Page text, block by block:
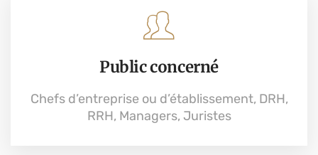
Public concerné
Chefs d’entreprise ou d’établissement, DRH,
RRH, Managers, Juristes